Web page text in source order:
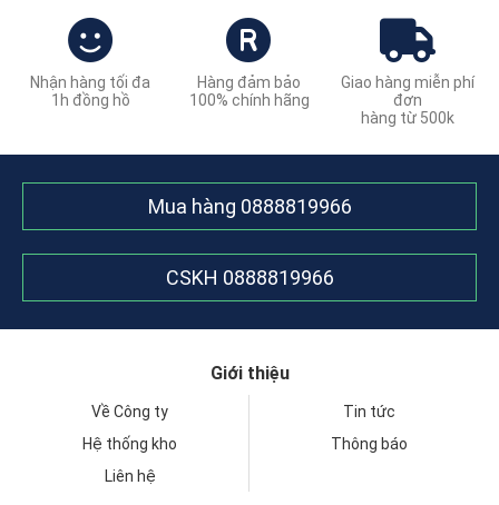
Nhận hàng tối đa
1h đồng hồ
Hàng đảm bảo
100% chính hãng
Giao hàng miễn phí
đơn
hàng từ 500k
Mua hàng 0888819966
CSKH 0888819966
Giới thiệu
Về Công ty
Tin tức
Hệ thống kho
Thông báo
Liên hệ